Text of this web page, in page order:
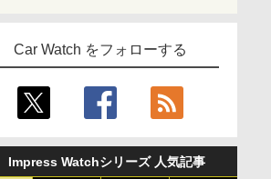
Car Watch をフォローする
Impress Watchシリーズ 人気記事